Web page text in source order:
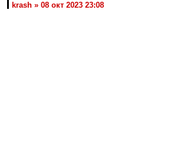
krash » 08 окт 2023 23:08